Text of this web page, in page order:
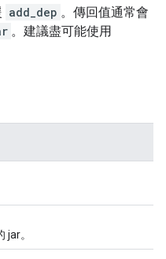
add_dep 。傳回值通常會
。建議盡可能使用
jar。